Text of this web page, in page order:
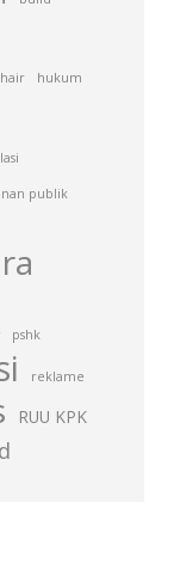
hair hukum
publik
pshk
reklame
RUU KPK